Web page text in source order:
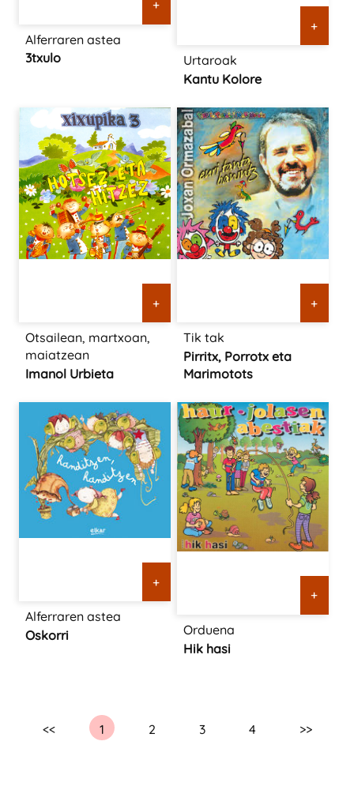
+
Alferraren astea
3txulo
+
Urtaroak
Kantu Kolore
+
Otsailean, martxoan,
maiatzean
Imanol Urbieta
+
Tik tak
Pirritx, Porrotx eta
Marimotots
+
Alferraren astea
Oskorri
+
Orduena
Hik hasi
<< 1 2 3 4 >>